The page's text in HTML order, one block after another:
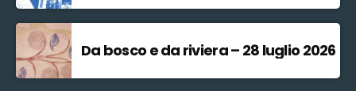
Da bosco e da riviera – 28 luglio 2026